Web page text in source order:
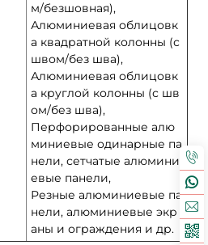
м/безшовная),
Алюминиевая облицовк
а квадратной колонны (с
швом/без шва),
Алюминиевая облицовк
а круглой колонны (с шв
ом/без шва),
Перфорированные алю
миниевые одинарные па
нели, сетчатые алюмини
евые панели,
Резные алюминиевые па
нели, алюминиевые экр
аны и ограждения и др.